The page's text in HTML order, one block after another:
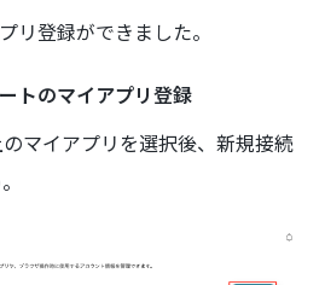
リ登録ができました。
トのマイアプリ登録
マイアプリを選択後、新規接続